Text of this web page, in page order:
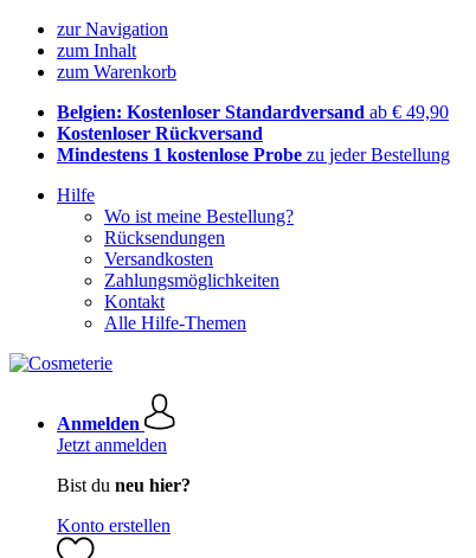
zur Navigation
zum Inhalt
zum Warenkorb
Belgien: Kostenloser Standardversand ab € 49,90
Kostenloser Rückversand
Mindestens 1 kostenlose Probe zu jeder Bestellung
Hilfe
Wo ist meine Bestellung?
Rücksendungen
Versandkosten
Zahlungsmöglichkeiten
Kontakt
Alle Hilfe-Themen
Anmelden
Jetzt anmelden
Bist du neu hier?
Konto erstellen